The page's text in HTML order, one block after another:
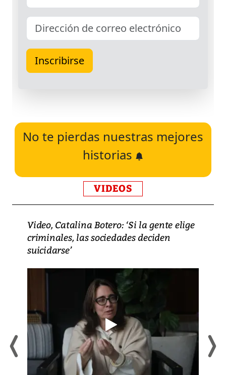
No te pierdas nuestras mejores
historias
VIDEOS
Video, Catalina Botero: ‘Si la gente elige
criminales, las sociedades deciden
suicidarse’